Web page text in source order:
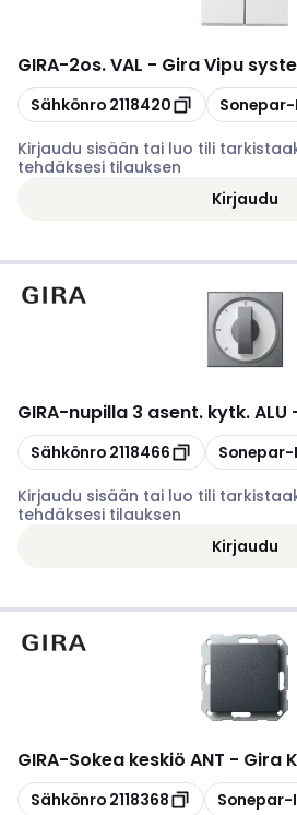
GIRA-2os. VAL - Gira Vipu
Kopioi
Sähkönro 2118420 Kopioi
Sonepar-
Kirjaudu sisään tai luo tili
tehdäksesi tilauksen
Kirjaudu
GIRA-nupilla 3 asent. kytk.
Kopioi
Sähkönro 2118466 Kopioi
Sonepar-
Kirjaudu sisään tai luo tili
tehdäksesi tilauksen
Kirjaudu
GIRA-Sokea keskiö ANT - Gira
Kopioi
Sähkönro 2118368 Kopioi
Sonepar-